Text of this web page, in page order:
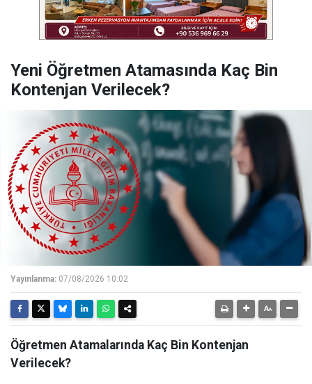
Yeni Öğretmen Atamasında Kaç Bin
Kontenjan Verilecek?
Yayınlanma: 07/08/2026 10:02
Öğretmen Atamalarında Kaç Bin Kontenjan
Verilecek?